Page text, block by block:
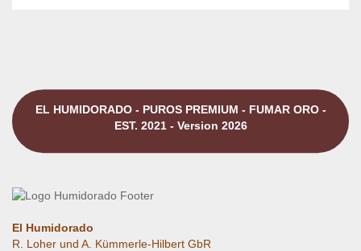
EL HUMIDORADO - PUROS PREMIUM - FUMAR ORO -
EST. 2021 - Version 2026
El Humidorado
R. Loher und A. Kümmerle-Hilbert GbR